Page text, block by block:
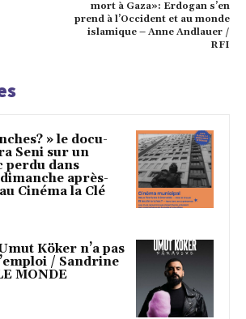
mort à Gaza»: Erdogan s’en
prend à l’Occident et au monde
islamique – Anne Andlauer /
RFI
» le docu-
Seni sur un
dans
après-
Cinéma la Clé
Köker n’a pas
/ Sandrine
MONDE